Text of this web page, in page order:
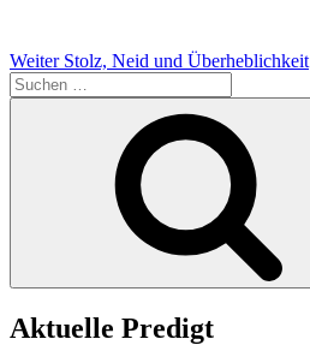
Weiter Stolz, Neid und Überheblichkeit
Suchen
nach:
Aktuelle Predigt